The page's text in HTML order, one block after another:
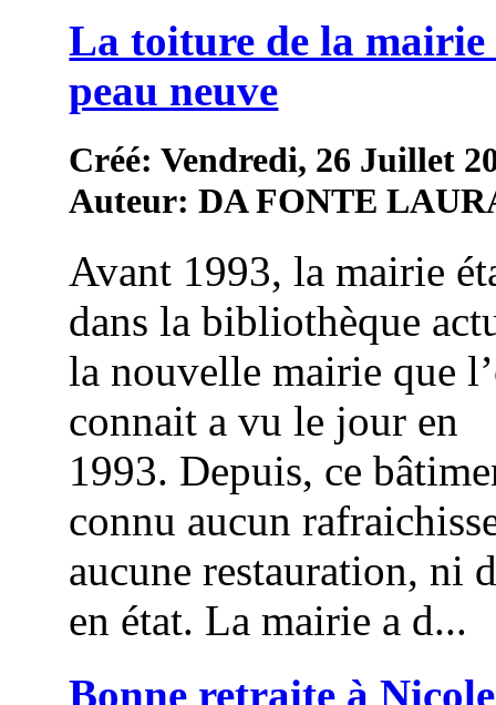
La toiture de la
peau neuve
Créé: Vendredi, 26 Juillet
Auteur: DA FONTE
Avant 1993, la mairie
dans la bibliothèque
la nouvelle mairie que
connait a vu le jour en
1993. Depuis, ce
connu aucun
aucune restauration, ni
en état. La mairie a d...
Bonne retraite à Nicole